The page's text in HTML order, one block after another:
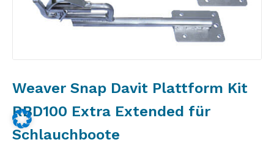
Weaver Snap Davit Plattform Kit
RBD100 Extra Extended für
Schlauchboote